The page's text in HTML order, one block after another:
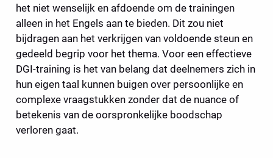
het niet wenselijk en afdoende om de trainingen
alleen in het Engels aan te bieden. Dit zou niet
bijdragen aan het verkrijgen van voldoende steun en
gedeeld begrip voor het thema. Voor een effectieve
DGI-training is het van belang dat deelnemers zich in
hun eigen taal kunnen buigen over persoonlijke en
complexe vraagstukken zonder dat de nuance of
betekenis van de oorspronkelijke boodschap
verloren gaat.